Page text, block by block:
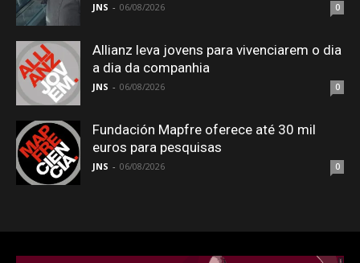
JNS - 06/08/2026 0
Allianz leva jovens para vivenciarem o dia
a dia da companhia
JNS - 06/08/2026 0
Fundación Mapfre oferece até 30 mil
euros para pesquisas
JNS - 06/08/2026 0